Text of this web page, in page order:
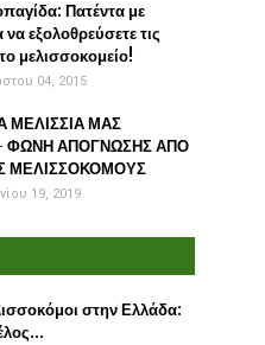
Πατέντα με
εξολοθρεύσετε τις
μελισσοκομείο!
04, 2015
ΜΕΛΙΣΣΙΑ ΜΑΣ
ΦΩΝΗ ΑΠΟΓΝΩΣΗΣ ΑΠΟ
ΜΕΛΙΣΣΟΚΟΜΟΥΣ
19, 2019
στην Ελλάδα: